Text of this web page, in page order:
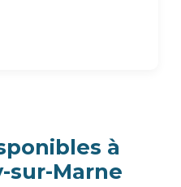
à
sur-Marne